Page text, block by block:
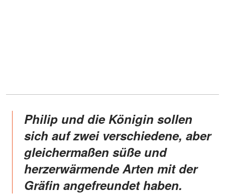
Philip und die Königin sollen
sich auf zwei verschiedene, aber
gleichermaßen süße und
herzerwärmende Arten mit der
Gräfin angefreundet haben.